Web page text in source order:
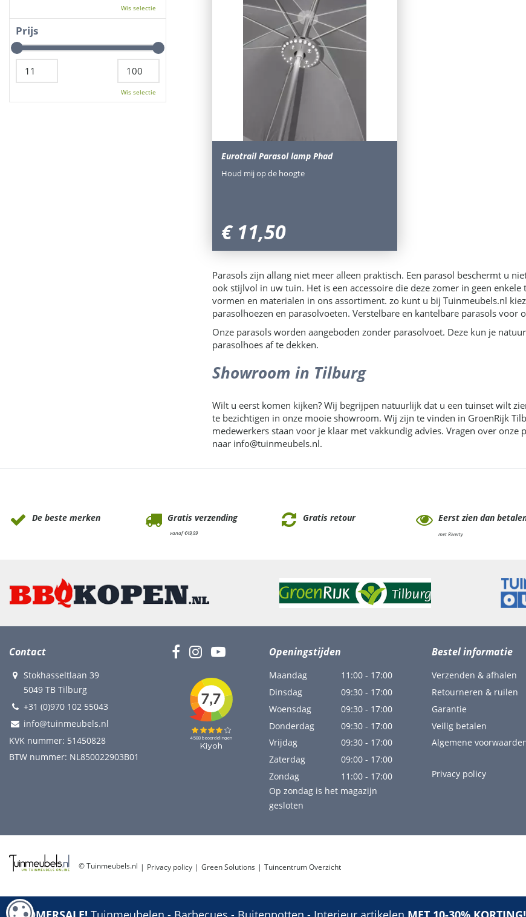
Eurotrail Parasol lamp Phad
€ 11,50
Houd mij op de hoogte
Parasols zijn allang niet meer alleen praktisch. Een parasol beschermt u
ook stijlvol in uw tuin. Het is een accessoire die deze zomer in geen
vormen en materialen in ons assortiment. zo kunt u bij Tuinmeubels.nl
parasolhoezen en parasolvoeten. Verstelbare en kantelbare parasols voor
Onze parasols worden aangeboden zonder parasolvoet. Deze kun je
parasolhoes af te dekken.
Showroom in Tilburg
Wilt u eerst komen kijken? Wij begrijpen natuurlijk dat u een tuinset wilt
te bezichtigen in onze mooie showroom. Wij zijn te vinden in GroenRijk
medewerkers staan voor je klaar met vakkundig advies. Vragen over
naar info@tuinmeubels.nl.
Wis selectie
Prijs
Wis selectie
De beste merken Gratis verzending
vanaf €49,99
Gratis retour Eerst zien dan
met Riverty
Contact
Stokhasseltlaan 39
5049 TB Tilburg
+31 (0)970 102 55043
info@tuinmeubels.nl
KVK nummer: 51450828
BTW nummer: NL850022903B01
Openingstijden
Maandag
11:00 - 17:00
Dinsdag
09:30 - 17:00
Woensdag
09:30 - 17:00
Donderdag
09:30 - 17:00
Vrijdag
09:30 - 17:00
Zaterdag
09:00 - 17:00
Zondag
11:00 - 17:00
Op zondag is het magazijn
gesloten
Bestel informatie
Verzenden & afhalen
Retourneren & ruilen
Garantie
Veilig betalen
Algemene
Privacy policy
© Tuinmeubels.nl Privacy policy Green Solutions Tuincentrum Overzicht
COOKIE-INSTELLINGEN